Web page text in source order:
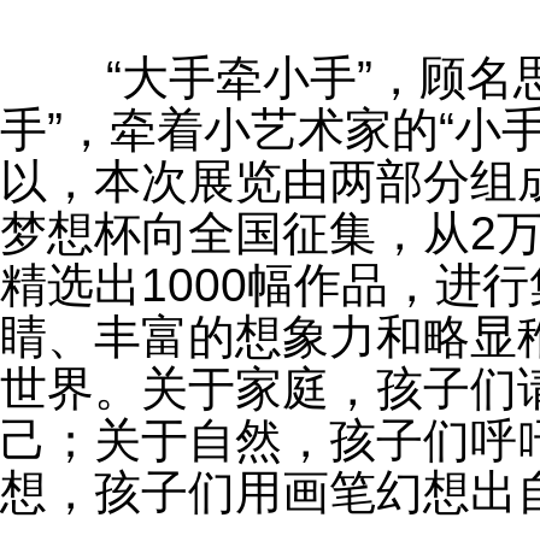
手”，牵着小艺术家的“小
以，本次展览由两部分组
梦想杯向全国征集，从2
精选出1000幅作品，进
睛、丰富的想象力和略
世界。关于家庭，孩子们
己；关于自然，孩子们
想，孩子们用画笔幻想